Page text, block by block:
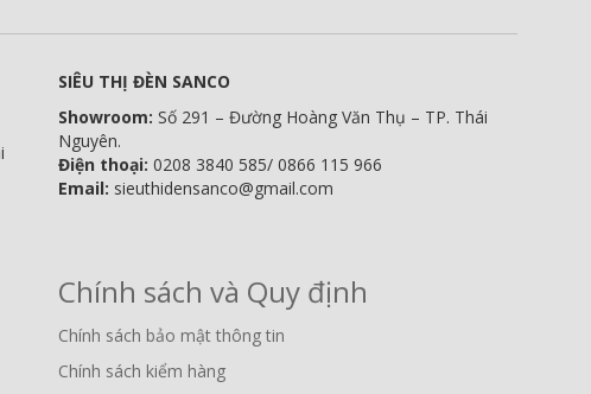
SIÊU THỊ ĐÈN SANCO
Showroom:Số 291 – Đường Hoàng Văn Thụ – TP. Thái
Nguyên.
Điện thoại: 0208 3840 585/ 0866 115 966
Email: sieuthidensanco@gmail.com
Chính sách và Quy định
Chính sách bảo mật thông tin
Chính sách kiểm hàng